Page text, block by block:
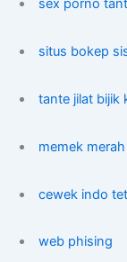
sex porno
situs bokep
tante jilat bijik
memek
cewek indo
web phising